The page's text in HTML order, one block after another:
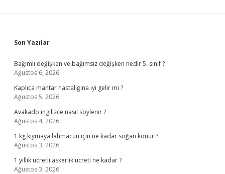
Sidebar
Son Yazılar
Bağımlı değişken ve bağımsız değişken nedir 5. sınıf ?
Ağustos 6, 2026
Kaplıca mantar hastalığına iyi gelir mi ?
Ağustos 5, 2026
Avakado ingilizce nasıl söylenir ?
Ağustos 4, 2026
1 kg kıymaya lahmacun için ne kadar soğan konur ?
Ağustos 3, 2026
1 yıllık ücretli askerlik ücreti ne kadar ?
Ağustos 3, 2026